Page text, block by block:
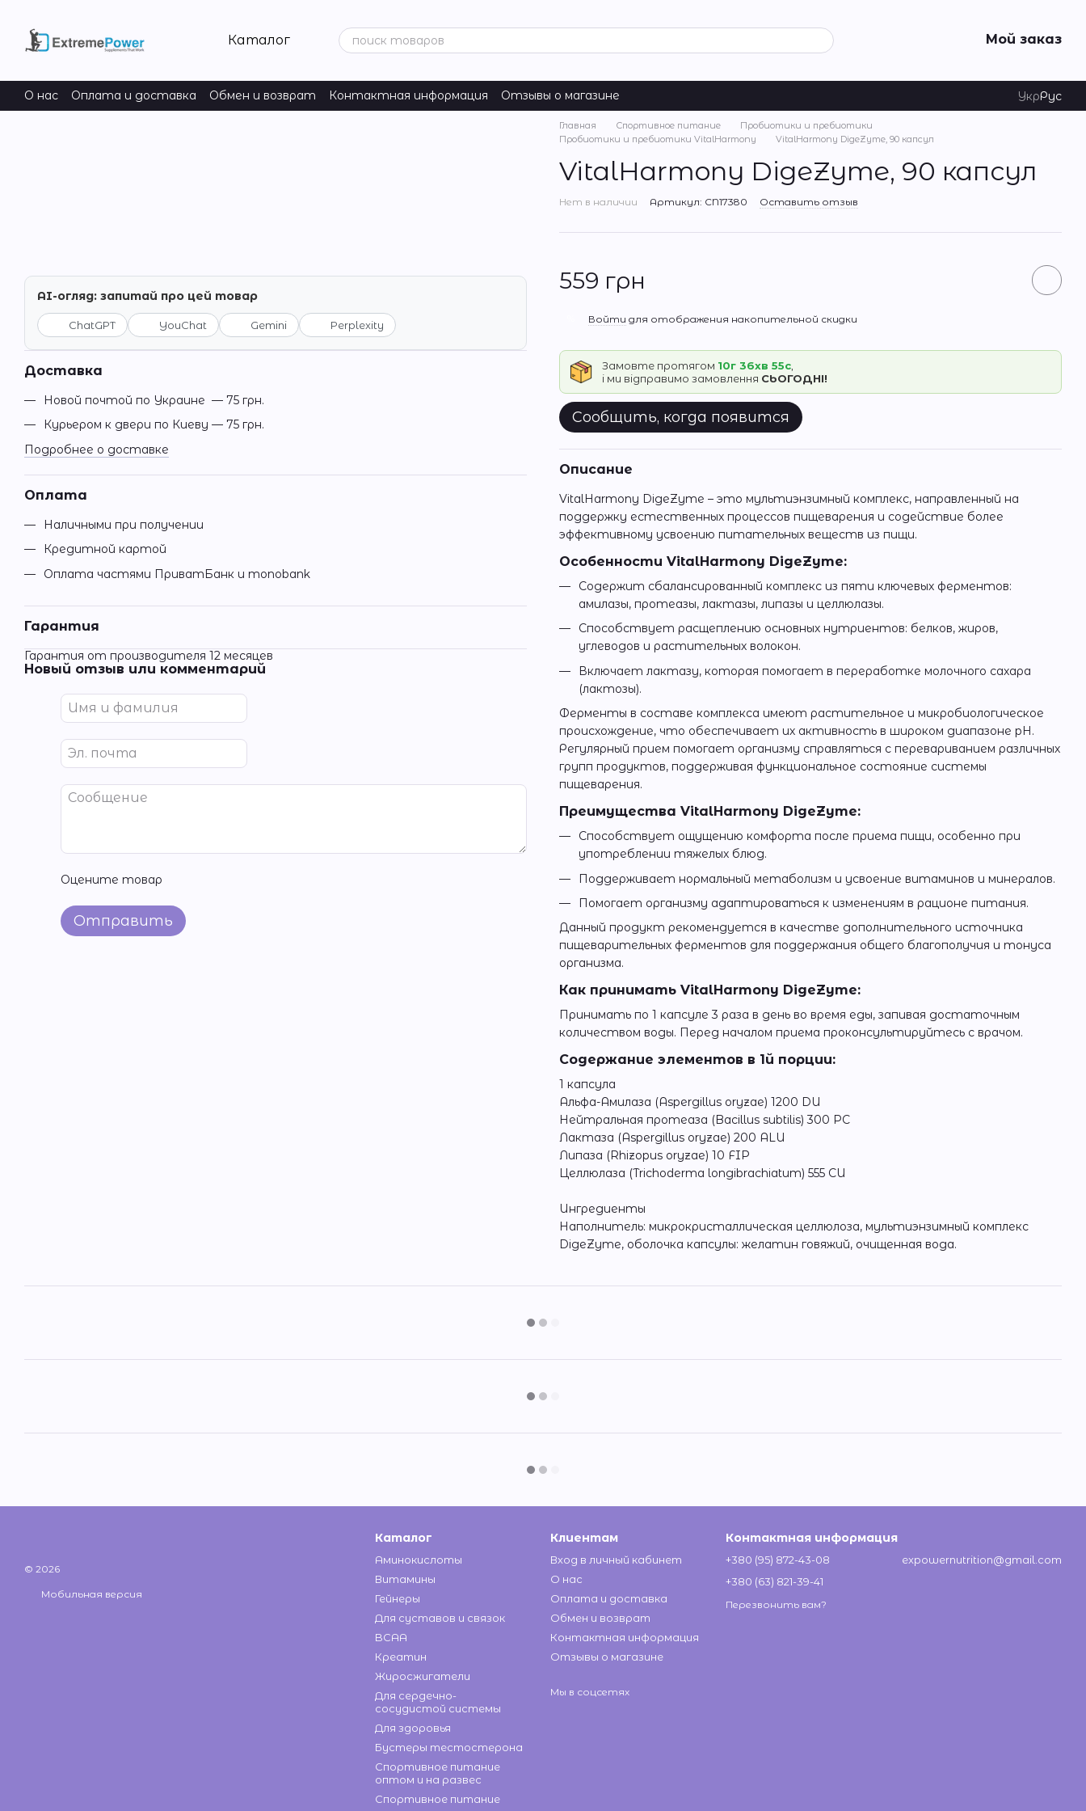
Каталог Мой заказ
О нас Оплата и доставка Обмен и возврат Контактная информация Отзывы о магазине УкрРус
AI-огляд: запитай про цей товар
ChatGPT YouChat Gemini Perplexity
Доставка
Новой почтой по Украине — 75 грн.
Курьером к двери по Киеву — 75 грн.
Подробнее о доставке
Оплата
Наличными при получении
Кредитной картой
Оплата частями ПриватБанк и monobank
Гарантия
Гарантия от производителя 12 месяцев
Новый отзыв или комментарий
Оцените товар
Отправить
Главная Спортивное питание
Пробиотики и пребиотики
Пробиотики и пребиотики VitalHarmony
VitalHarmony DigeZyme, 90 капсул
VitalHarmony DigeZyme, 90 капсул
Нет в наличии Артикул: CN17380 Оставить отзыв
559 грн
Войти для отображения накопительной скидки
Замовте протягом 10г 36хв 55с
і ми відправимо замовлення СЬОГОДНІ!
Сообщить, когда появится
Описание
VitalHarmony DigeZyme – это мультиэнзимный комплекс, направленный на
поддержку естественных процессов пищеварения и содействие более
эффективному усвоению питательных веществ из пищи.
Особенности VitalHarmony DigeZyme:
Содержит сбалансированный комплекс из пяти ключевых ферментов:
амилазы, протеазы, лактазы, липазы и целлюлазы.
Способствует расщеплению основных нутриентов: белков, жиров,
углеводов и растительных волокон.
Включает лактазу, которая помогает в переработке молочного сахара
(лактозы).
Ферменты в составе комплекса имеют растительное и микробиологическое
происхождение, что обеспечивает их активность в широком диапазоне pH.
Регулярный прием помогает организму справляться с перевариванием различных
групп продуктов, поддерживая функциональное состояние системы
пищеварения.
Преимущества VitalHarmony DigeZyme:
Способствует ощущению комфорта после приема пищи, особенно при
употреблении тяжелых блюд.
Поддерживает нормальный метаболизм и усвоение витаминов и минералов.
Помогает организму адаптироваться к изменениям в рационе питания.
Данный продукт рекомендуется в качестве дополнительного источника
пищеварительных ферментов для поддержания общего благополучия и тонуса
организма.
Как принимать VitalHarmony DigeZyme:
Принимать по 1 капсуле 3 раза в день во время еды, запивая достаточным
количеством воды. Перед началом приема проконсультируйтесь с врачом.
Содержание элементов в 1й порции:
1 капсула
Альфа-Амилаза (Aspergillus oryzae) 1200 DU
Нейтральная протеаза (Bacillus subtilis) 300 PC
Лактаза (Aspergillus oryzae) 200 ALU
Липаза (Rhizopus oryzae) 10 FIP
Целлюлаза (Trichoderma longibrachiatum) 555 CU
Ингредиенты
Наполнитель: микрокристаллическая целлюлоза, мультиэнзимный комплекс
DigeZyme, оболочка капсулы: желатин говяжий, очищенная вода.
© 2026
Мобильная версия
Каталог
Аминокислоты
Витамины
Гейнеры
Для суставов и связок
BCAA
Креатин
Жиросжигатели
Для сердечно-
сосудистой системы
Для здоровья
Бустеры тестостерона
Спортивное питание
оптом и на развес
Спортивное питание
Клиентам
Вход в личный кабинет
О нас
Оплата и доставка
Обмен и возврат
Контактная информация
Отзывы о магазине
Мы в соцсетях
Контактная информация
+380 (95) 872-43-08
+380 (63) 821-39-41
Перезвонить вам?
expowernutrition@gmail.com